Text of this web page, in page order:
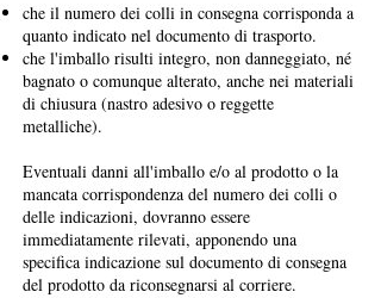
che il numero dei colli in consegna corrisponda a
quanto indicato nel documento di trasporto.
che l'imballo risulti integro, non danneggiato, né
bagnato o comunque alterato, anche nei materiali
di chiusura (nastro adesivo o reggette
metalliche).
Eventuali danni all'imballo e/o al prodotto o la
mancata corrispondenza del numero dei colli o
delle indicazioni, dovranno essere
immediatamente rilevati, apponendo una
specifica indicazione sul documento di consegna
del prodotto da riconsegnarsi al corriere.